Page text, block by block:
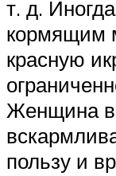
т. д.
кормящим
красную
Женщина в
пользу и